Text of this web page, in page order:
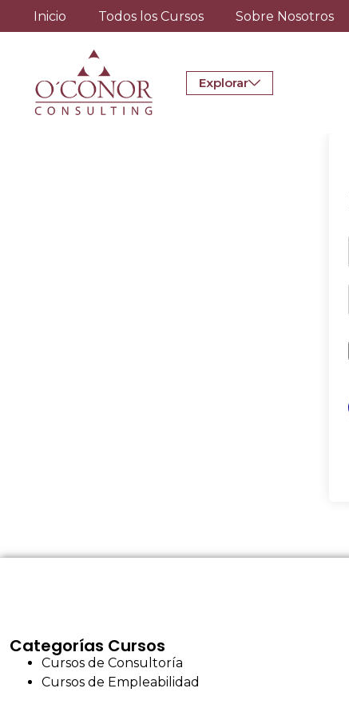
Inicio Todos los Cursos Sobre Nosotros
Explorar
Categorías Cursos
Cursos de Consultoría
Cursos de Empleabilidad